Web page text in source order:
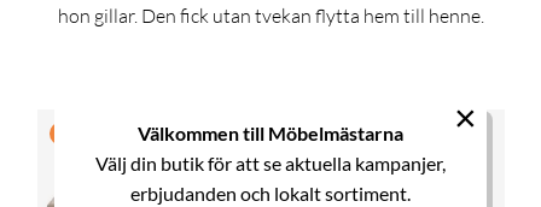
Välkommen till Möbelmästarna
Välj din butik för att se aktuella kampanjer,
erbjudanden och lokalt sortiment.
×
hon gillar. Den fick utan tvekan flytta hem till henne.